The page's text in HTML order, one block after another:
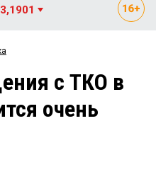
Рейтинги
Блоги
с ТКО в
очень